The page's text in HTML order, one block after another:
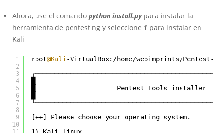
Ahora, use el comando python install.pypara instalar la
herramienta de pentesting y seleccione 1 para instalar en
Kali
1
2
3
4
5
6
7
8
9
10
root@Kali -VirtualBox:/home/webimprints/Pentest-
█                     Pentest Tools installer
[++] Please choose your operating system.